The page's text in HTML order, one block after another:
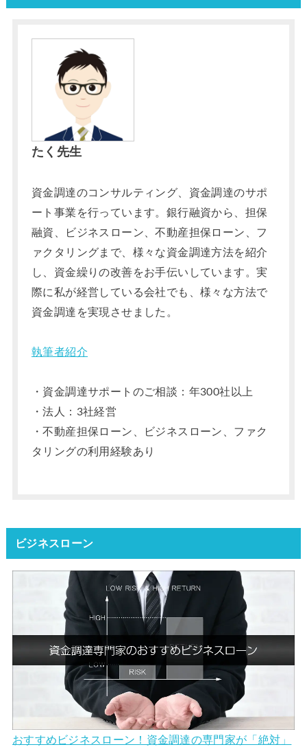
たく先生
資金調達のコンサルティング、資金調達のサポ
ート事業を行っています。銀行融資から、担保
融資、ビジネスローン、不動産担保ローン、フ
ァクタリングまで、様々な資金調達方法を紹介
し、資金繰りの改善をお手伝いしています。実
際に私が経営している会社でも、様々な方法で
資金調達を実現させました。
執筆者紹介
・資金調達サポートのご相談：年300社以上
・法人：3社経営
・不動産担保ローン、ビジネスローン、ファク
タリングの利用経験あり
ビジネスローン
おすすめビジネスローン！資金調達の専門家が「絶対」